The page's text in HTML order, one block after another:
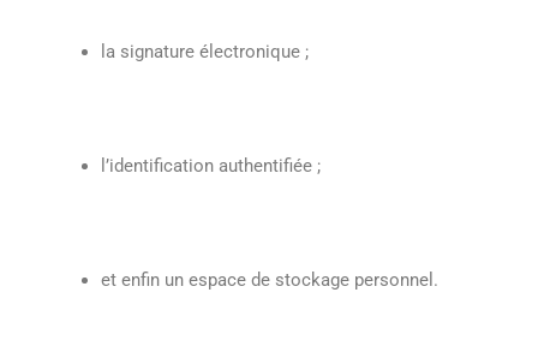
la signature électronique ;
l’identification authentifiée ;
et enfin un espace de stockage personnel.